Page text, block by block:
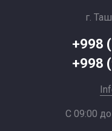
г.
+998
+998
С 09:00